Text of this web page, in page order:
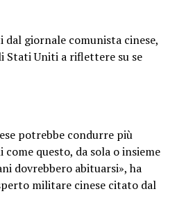
giornale comunista cinese,
Stati Uniti a riflettere su se
potrebbe condurre più
questo, da sola o insieme
dovrebbero abituarsi», ha
militare cinese citato dal